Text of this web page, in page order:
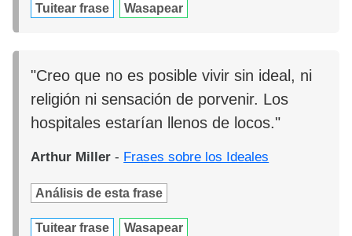
Tuitear frase Wasapear
"Creo que no es posible vivir sin ideal, ni
religión ni sensación de porvenir. Los
hospitales estarían llenos de locos."
Arthur Miller - Frases sobre los Ideales
Análisis de esta frase
Tuitear frase Wasapear